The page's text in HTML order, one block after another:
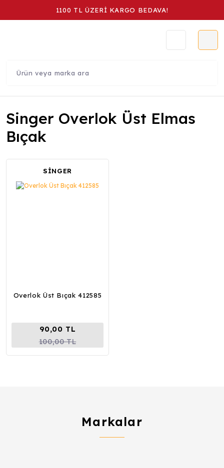
1100 TL ÜZERİ KARGO BEDAVA!
Singer Overlok Üst Elmas
Bıçak
SİNGER
Overlok Üst Bıçak 412585
90,00 TL
100,00 TL
Markalar